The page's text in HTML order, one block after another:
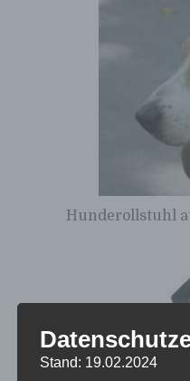
Hunderollstuhl
Stand: 19.02.2024